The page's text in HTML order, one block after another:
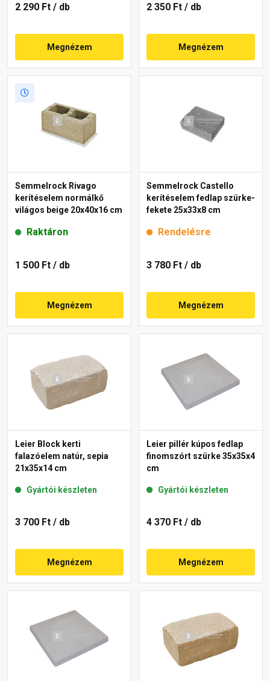
2 290 Ft / db
Megnézem
2 350 Ft / db
Megnézem
Semmelrock Rivago
kerítéselem normálkő
világos beige 20x40x16 cm
Raktáron
1 500 Ft / db
Megnézem
Semmelrock Castello
kerítéselem fedlap szürke-
fekete 25x33x8 cm
Rendelésre
3 780 Ft / db
Megnézem
Leier Block kerti
falazóelem natúr, sepia
21x35x14 cm
Gyártói készleten
3 700 Ft / db
Megnézem
Leier pillér kúpos fedlap
finomszórt szürke 35x35x4
cm
Gyártói készleten
4 370 Ft / db
Megnézem